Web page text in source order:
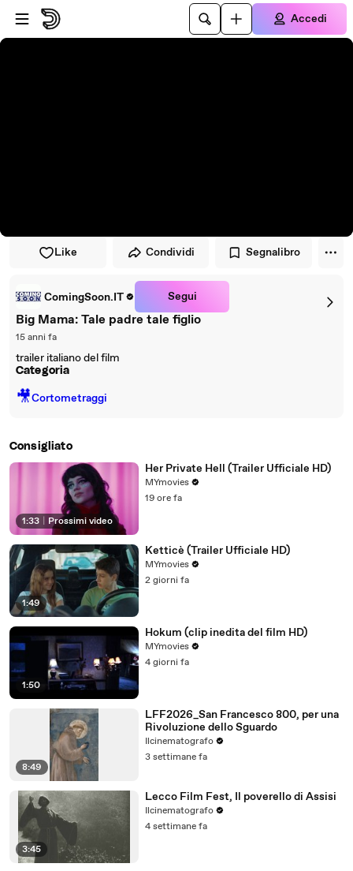
Vai al lettore
Passa al contenuto principale
Accedi
Like Condividi Segnalibro
ComingSoon.IT Segui
Big Mama: Tale padre tale figlio
15 anni fa
trailer italiano del film
Categoria
🎥Cortometraggi
Consigliato
1:33 Prossimi video
Her Private Hell (Trailer Ufficiale HD)
MYmovies
19 ore fa
1:49
Ketticè (Trailer Ufficiale HD)
MYmovies
2 giorni fa
1:50
Hokum (clip inedita del film HD)
MYmovies
4 giorni fa
8:49
LFF2026_San Francesco 800, per una
Rivoluzione dello Sguardo
Ilcinematografo
3 settimane fa
3:45
Lecco Film Fest, Il poverello di Assisi
Ilcinematografo
4 settimane fa